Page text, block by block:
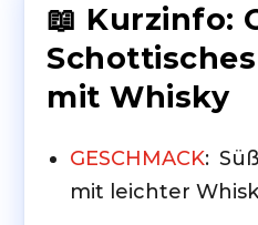
📖 Kurzinfo:
mit Whisky
GESCHMACK:
mit leichter